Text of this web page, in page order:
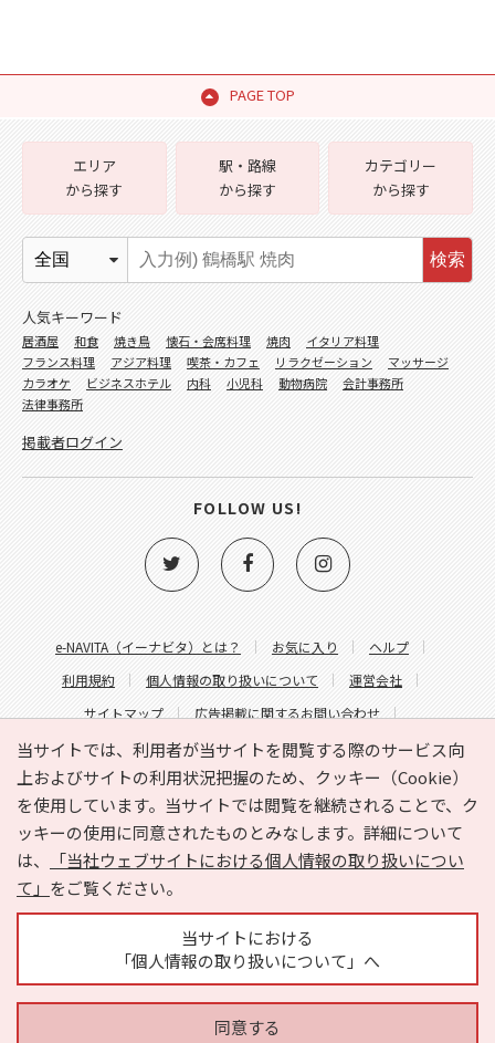
PAGE TOP
当サイトでは、利用者が当サイトを閲覧する際のサービス向
上およびサイトの利用状況把握のため、クッキー（Cookie）
を使用しています。当サイトでは閲覧を継続されることで、ク
ッキーの使用に同意されたものとみなします。詳細について
は、
「当社ウェブサイトにおける個人情報の取り扱いについ
て」 をご覧ください。
当サイトにおける
「個人情報の取り扱いについて」へ
同意する
e-NAVITA（イーナビタ）とは？ お気に入り
ヘルプ
利用規約
個人情報の取り扱いについて
運営会社
サイトマップ
広告掲載に関するお問い合わせ
サイトの内容に関するお問い合わせ
エリア
から探す
駅・路線
から探す
カテゴリー
から探す
検索
人気キーワード
居酒屋 和食 焼き鳥 懐石・会席料理 焼肉
イタリア料理
フランス料理
アジア料理 喫茶・カフェ リラクゼーション
マッサージ
カラオケ
ビジネスホテル 内科 小児科 動物病院
会計事務所
法律事務所
掲載者ログイン
FOLLOW US!
Copyright © HYOJITO.Co.,Ltd. All Rights Reserved.